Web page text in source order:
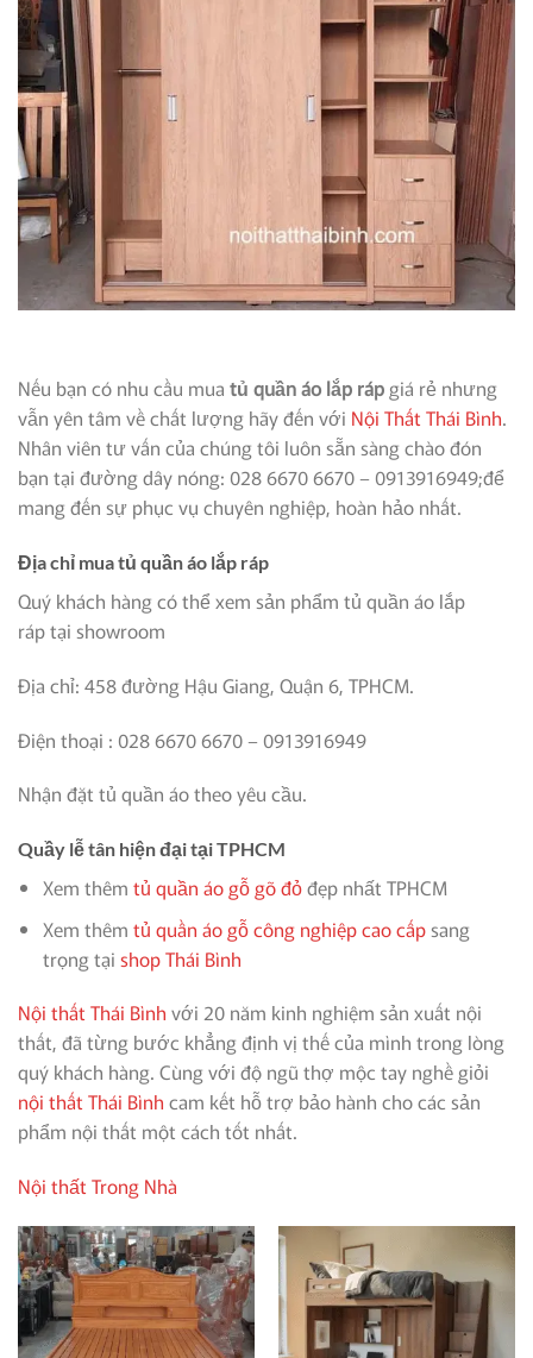
Nếu bạn có nhu cầu mua tủ quần áo lắp ráp giá rẻ nhưng
vẫn yên tâm về chất lượng hãy đến với Nội Thất Thái Bình.
Nhân viên tư vấn của chúng tôi luôn sẵn sàng chào đón
bạn tại đường dây nóng: 028 6670 6670 – 0913916949;để
mang đến sự phục vụ chuyên nghiệp, hoàn hảo nhất.
Địa chỉ mua tủ quần áo lắp ráp
Quý khách hàng có thể xem sản phẩm tủ quần áo lắp
ráptại showroom
Địa chỉ: 458 đường Hậu Giang, Quận 6, TPHCM.
Điện thoại : 028 6670 6670 – 0913916949
Nhận đặt tủ quần áo theo yêu cầu.
Quầy lễ tân hiện đại tại TPHCM
Xem thêm tủ quần áo gỗ gõ đỏđẹp nhất TPHCM
Xem thêm tủ quần áo gỗ công nghiệp cao cấpsang
trọng tại shop Thái Bình
Nội thất Thái Bình với 20 năm kinh nghiệm sản xuất nội
thất, đã từng bước khẳng định vị thế của mình trong lòng
quý khách hàng. Cùng với độ ngũ thợ mộc tay nghề giỏi
nội thất Thái Bình cam kết hỗ trợ bảo hành cho các sản
phẩm nội thất một cách tốt nhất.
Nội thất Trong Nhà